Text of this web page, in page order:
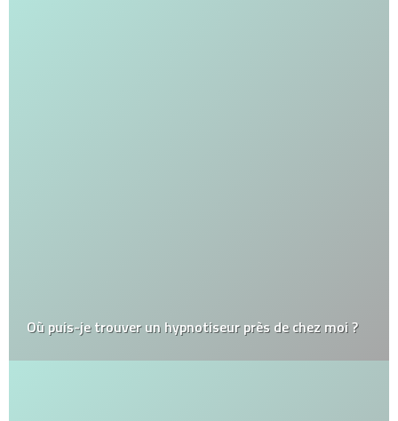
Où puis-je trouver un hypnotiseur près de chez moi ?